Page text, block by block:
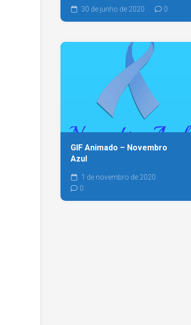
30 de junho de 2020 0
GIF Animado – Novembro
Azul
1 de novembro de 2020
0